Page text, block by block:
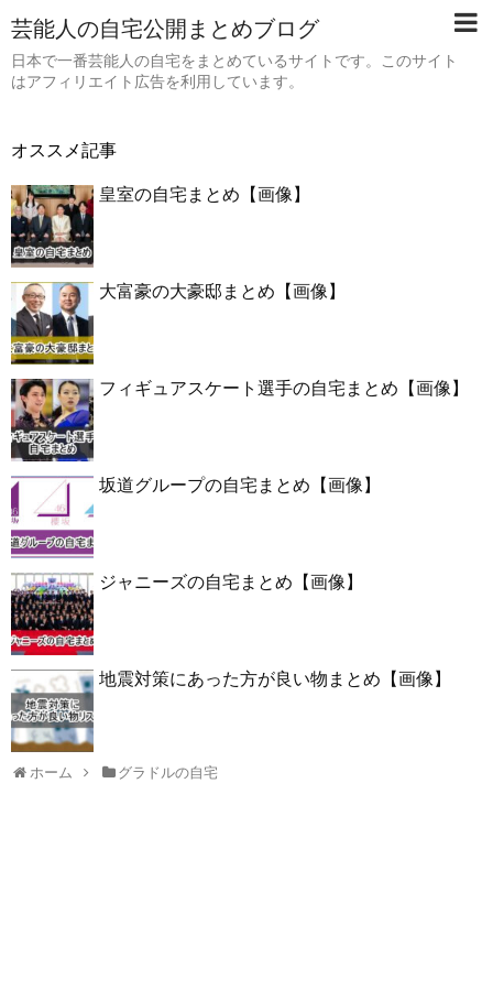
芸能人の自宅公開まとめブログ
日本で一番芸能人の自宅をまとめているサイトです。このサイト
はアフィリエイト広告を利用しています。
オススメ記事
皇室の自宅まとめ【画像】
大富豪の大豪邸まとめ【画像】
フィギュアスケート選手の自宅まとめ【画像】
坂道グループの自宅まとめ【画像】
ジャニーズの自宅まとめ【画像】
地震対策にあった方が良い物まとめ【画像】
ホーム グラドルの自宅